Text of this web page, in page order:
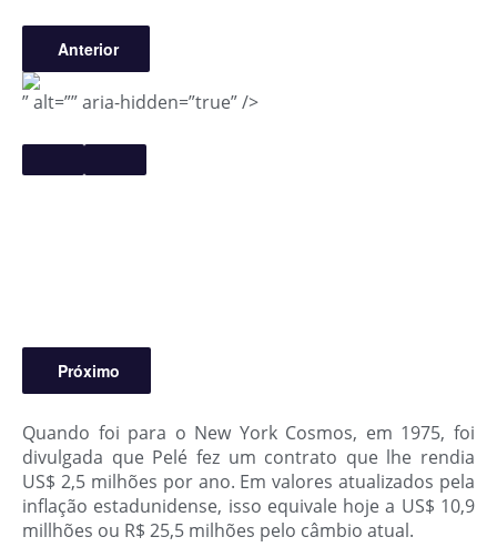
Anterior
” alt=”” aria-hidden=”true” />
Próximo
Quando foi para o New York Cosmos, em 1975, foi
divulgada que Pelé fez um contrato que lhe rendia
US$ 2,5 milhões por ano. Em valores atualizados pela
inflação estadunidense, isso equivale hoje a US$ 10,9
millhões ou R$ 25,5 milhões pelo câmbio atual.